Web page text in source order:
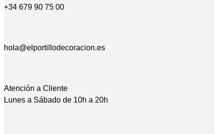
+34 679 90 75 00
hola@elportillodecoracion.es
Atención a Cliente
Lunes a Sábado de 10h a 20h